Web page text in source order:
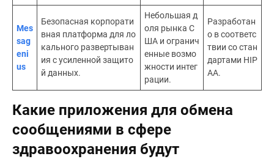
Mes
sag
eni
us
Безопасная корпорати
вная платформа для ло
кального развертыван
ия с усиленной защито
й данных.
Небольшая д
оля рынка С
ША и огранич
енные возмо
жности интег
рации.
Разработан
о в соответс
твии со стан
дартами HIP
AA.
Какие приложения для обмена
сообщениями в сфере
здравоохранения будут